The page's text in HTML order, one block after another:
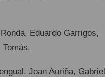
Eduardo Garrigos,
Joan Auriña, Gabriel